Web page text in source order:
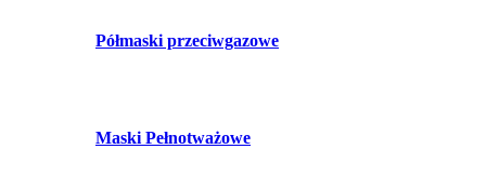
Półmaski przeciwgazowe
Maski Pełnotważowe